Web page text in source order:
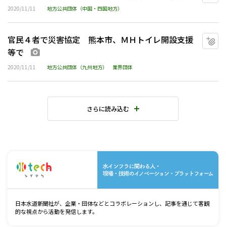
2020/11/11 地方公共団体（中国・四国地方）
官民４者で災害協定 熊本市、ＭＨトイレ開設支援
等で
2020/11/11 地方公共団体（九州地方） 業界団体
さらに読み込む
日本水道新聞社が、企業・団体などとコラボレーションし、記事を通じて客観
的な視点から活動を発信します。